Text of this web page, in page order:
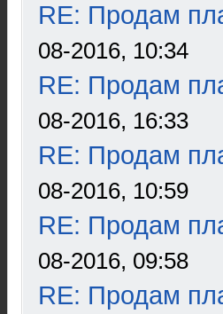
RE: Продам
08-2016, 10:34
RE: Продам
08-2016, 16:33
RE: Продам
08-2016, 10:59
RE: Продам
08-2016, 09:58
RE: Продам